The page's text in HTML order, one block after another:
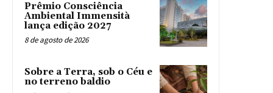
Prêmio Consciência
Ambiental Immensità
lança edição 2027
8 de agosto de 2026
Sobre a Terra, sob o Céu e
no terreno baldio